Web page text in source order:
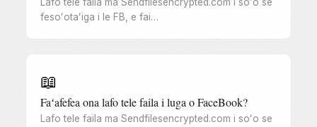
fesoʻotaʻiga i le FB, e fai…
📖
Faʻafefea ona lafo tele faila i luga o FaceBook?
Lafo tele faila ma Sendfilesencrypted.com i soʻo se